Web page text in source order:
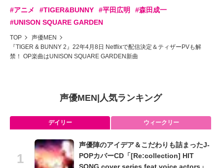
#アニメ #TIGER&BUNNY #平田広明
#森田成一
#UNISON SQUARE GARDEN
TOP
声優MEN
『TIGER & BUNNY 2』22年4月8日 Netflixで配信決定＆ティザーPVも解
禁！ OP楽曲はUNISON SQUARE GARDEN新曲
声優MEN| 人気ランキング
デイリー ウィークリー
声優陣のアイデア＆こだわりも詰まったJ-
POPカバーCD「[Re:collection] HIT